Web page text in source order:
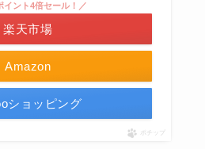
Amazon
イント4倍セール！／
楽天市場
ショッピング
ポチップ